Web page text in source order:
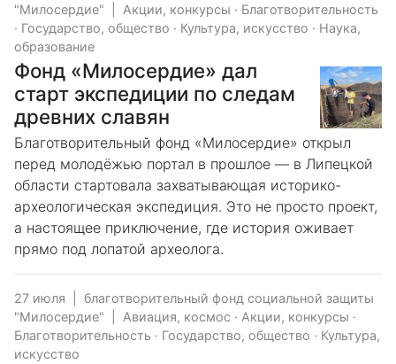
"Милосердие"
Акции, конкурсы · Благотворительность
· Государство, общество · Культура, искусство · Наука,
образование
Фонд «Милосердие» дал
старт экспедиции по следам
древних славян
Благотворительный фонд «Милосердие» открыл
перед молодёжью портал в прошлое — в Липецкой
области стартовала захватывающая историко-
археологическая экспедиция. Это не просто проект,
а настоящее приключение, где история оживает
прямо под лопатой археолога.
27 июля
благотворительный фонд социальной защиты
"Милосердие"
Авиация, космос · Акции, конкурсы ·
Благотворительность · Государство, общество · Культура,
искусство